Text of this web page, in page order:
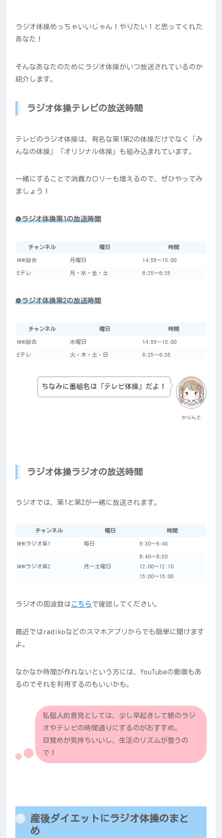
ラジオ体操めっちゃいいじゃん！やりたい！と思ってくれた
あなた！
そんなあなたのためにラジオ体操がいつ放送されているのか
紹介します。
ラジオ体操テレビの放送時間
テレビのラジオ体操は、有名な第1第2の体操だけでなく「み
んなの体操」「オリジナル体操」も組み込まれています。
一緒にすることで消費カロリーも増えるので、ぜひやってみ
ましょう！
❁ラジオ体操第1の放送時間
チャンネル 曜日 時間
NHK総合 月曜日 14:55～15:00
Eテレ 月・水・金・土 6:25～6:35
❁ラジオ体操第2の放送時間
チャンネル 曜日 時間
NHK総合 水曜日 14:55～15:00
Eテレ 火・木・土・日 6:25～6:35
かりんと
ちなみに番組名は「テレビ体操」だよ！
ラジオ体操ラジオの放送時間
ラジオでは、第1と第2が一緒に放送されます。
チャンネル 曜日 時間
NHKラジオ第1 毎日 6:30～6:40
NHKラジオ第2 月～土曜日
8:40～8:50
12:00～12:10
15:00～15:00
ラジオの周波数は こちらで確認してください。
最近ではradikoなどのスマホアプリからでも簡単に聞けます
よ。
なかなか時間が作れないという方には、YouTubeの動画もあ
るのでそれを利用するのもいいかも。
私個人的意見としては、少し早起きして朝のラジ
オやテレビの時間通りにするのがおすすめ。
目覚めが気持ちいいし、生活のリズムが整うの
で！
産後ダイエットにラジオ体操のまと
め